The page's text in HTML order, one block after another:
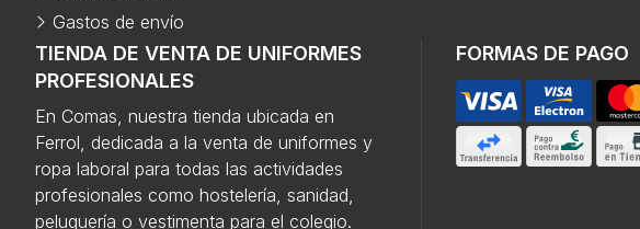
TIENDA DE VENTA DE UNIFORMES
PROFESIONALES
En Comas, nuestra tienda ubicada en
Ferrol, dedicada a la venta de uniformes y
ropa laboral para todas las actividades
profesionales como hostelería, sanidad,
peluquería o vestimenta para el colegio.
FORMAS DE PAGO
Gastos de envío